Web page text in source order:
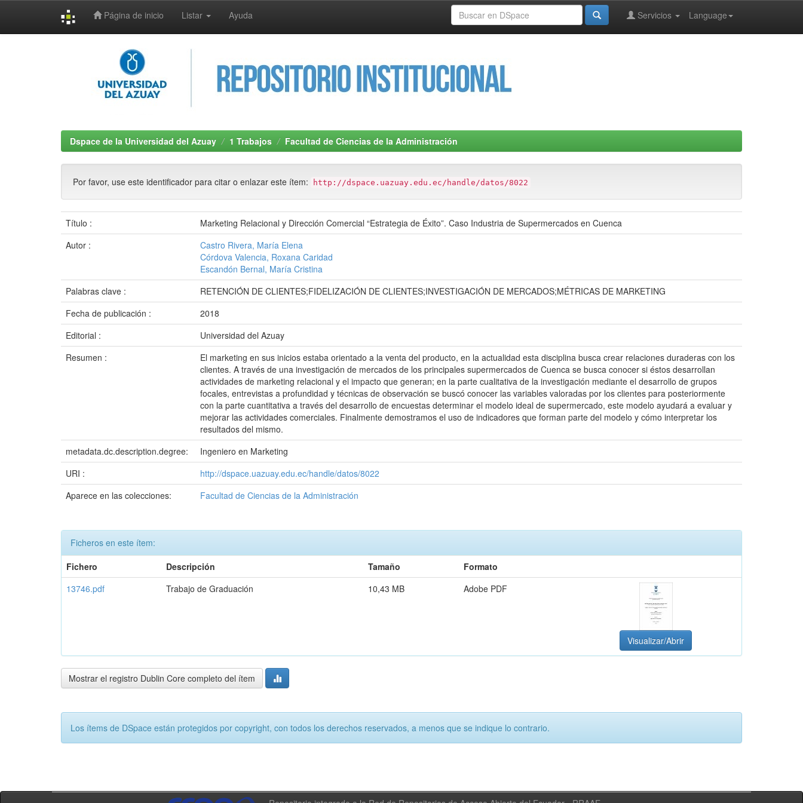
Página de inicio Listar Ayuda Language
Servicios
Dspace de la Universidad del Azuay 1 Trabajos Facultad de Ciencias de la Administración
Por favor, use este identificador para citar o enlazar este ítem: http://dspace.uazuay.edu.ec/handle/datos/8022
Título :
Marketing Relacional y Dirección Comercial “Estrategia de Éxito”. Caso Industria de Supermercados en Cuenca
Autor :
Castro Rivera, María Elena
Córdova Valencia, Roxana Caridad
Escandón Bernal, María Cristina
Palabras clave :
RETENCIÓN DE CLIENTES;FIDELIZACIÓN DE CLIENTES;INVESTIGACIÓN DE MERCADOS;MÉTRICAS DE MARKETING
Fecha de publicación :
2018
Editorial :
Universidad del Azuay
Resumen :
El marketing en sus inicios estaba orientado a la venta del producto, en la actualidad esta disciplina busca crear relaciones duraderas con los
clientes. A través de una investigación de mercados de los principales supermercados de Cuenca se busca conocer si éstos desarrollan
actividades de marketing relacional y el impacto que generan; en la parte cualitativa de la investigación mediante el desarrollo de grupos
focales, entrevistas a profundidad y técnicas de observación se buscó conocer las variables valoradas por los clientes para posteriormente
con la parte cuantitativa a través del desarrollo de encuestas determinar el modelo ideal de supermercado, este modelo ayudará a evaluar y
mejorar las actividades comerciales. Finalmente demostramos el uso de indicadores que forman parte del modelo y cómo interpretar los
resultados del mismo.
metadata.dc.description.degree:
Ingeniero en Marketing
URI :
http://dspace.uazuay.edu.ec/handle/datos/8022
Aparece en las colecciones:
Facultad de Ciencias de la Administración
Ficheros en este ítem:
Fichero
Descripción Tamaño
Formato
13746.pdf
Trabajo de Graduación 10,43 MB Adobe PDF
Visualizar/Abrir
Mostrar el registro Dublin Core completo del ítem
Los ítems de DSpace están protegidos por copyright, con todos los derechos reservados, a menos que se indique lo contrario.